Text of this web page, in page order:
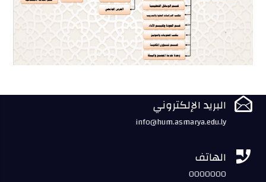
 البريد الإلكتروني
info@hum.asmarya.edu.ly
 الهاتف
0000000